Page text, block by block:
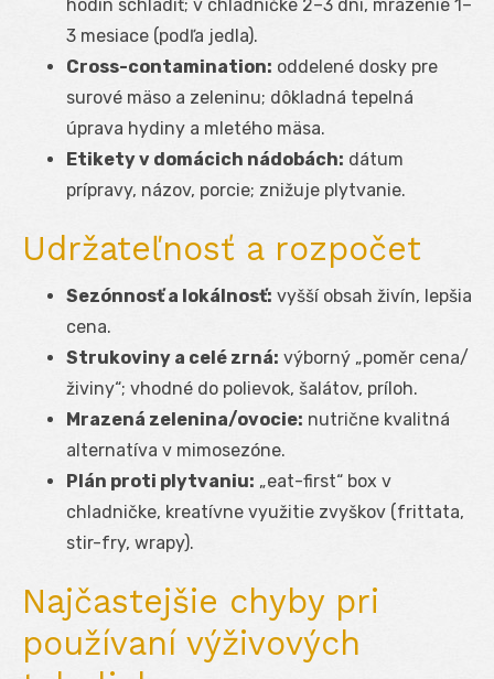
hodín schladiť; v chladničke 2–3 dni, mrazenie 1–
3 mesiace (podľa jedla).
Cross-contamination: oddelené dosky pre
surové mäso a zeleninu; dôkladná tepelná
úprava hydiny a mletého mäsa.
Etikety v domácich nádobách: dátum
prípravy, názov, porcie; znižuje plytvanie.
Udržateľnosť a rozpočet
Sezónnosť a lokálnosť: vyšší obsah živín, lepšia
cena.
Strukoviny a celé zrná: výborný „poměr cena/
živiny“; vhodné do polievok, šalátov, príloh.
Mrazená zelenina/ovocie: nutrične kvalitná
alternatíva v mimosezóne.
Plán proti plytvaniu: „eat-first“ box v
chladničke, kreatívne využitie zvyškov (frittata,
stir-fry, wrapy).
Najčastejšie chyby pri
používaní výživových